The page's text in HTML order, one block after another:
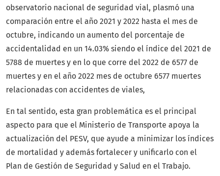
observatorio nacional de seguridad vial, plasmó una
comparación entre el año 2021 y 2022 hasta el mes de
octubre, indicando un aumento del porcentaje de
accidentalidad en un 14.03% siendo el índice del 2021 de
5788 de muertes y en lo que corre del 2022 de 6577 de
muertes y en el año 2022 mes de octubre 6577 muertes
relacionadas con accidentes de viales,
En tal sentido, esta gran problemática es el principal
aspecto para que el Ministerio de Transporte apoya la
actualización del PESV, que ayude a minimizar los índices
de mortalidad y además fortalecer y unificarlo con el
Plan de Gestión de Seguridad y Salud en el Trabajo.